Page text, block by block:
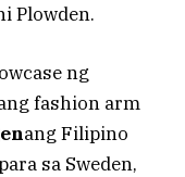
Plowden.
ng
fashion arm
ang Filipino
sa Sweden,